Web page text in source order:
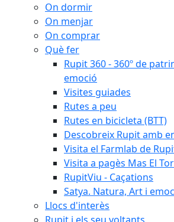
On dormir
On menjar
On comprar
Què fer
Rupit 360 - 360º de
emoció
Visites guiades
Rutes a peu
Rutes en bicicleta (BTT)
Descobreix Rupit amb
Visita el Farmlab de
Visita a pagès Mas El
RupitViu - Caçations
Satya. Natura, Art i
Llocs d'interès